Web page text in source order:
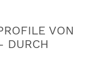
VON
DURCH